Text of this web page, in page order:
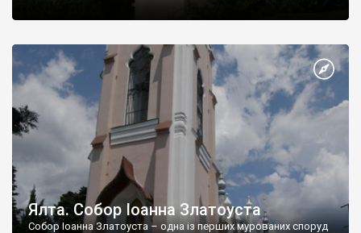
Ялта. Собор Іоанна Златоуста
Собор Іоанна Златоуста – одна із перших мурованих споруд